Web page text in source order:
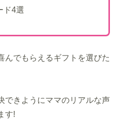
ド4選
んでもらえるギフトを選びた
できようにママのリアルな声
す!